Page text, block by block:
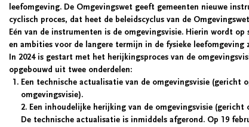
leefomgeving. De Omgevingswet geeft gemeenten nieuwe
cyclisch proces, dat heet de beleidscyclus van de
Eén van de instrumenten is de omgevingsvisie. Hierin wordt
en ambities voor de langere termijn in de fysieke leefomgeving
In 2024 is gestart met het herijkingsproces van de
opgebouwd uit twee onderdelen:
Een technische actualisatie van de omgevingsvisie (gericht
omgevingsvisie).
2. Een inhoudelijke herijking van de omgevingsvisie (gericht
De technische actualisatie is inmiddels afgerond. Op 19